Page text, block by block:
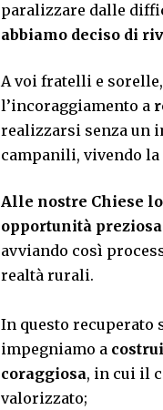
paralizzare dalle
abbiamo deciso di
A voi fratelli e
l’incoraggiamento a
realizzarsi senza un
campanili, vivendo
Alle nostre Chiese
opportunità
avviando così
realtà rurali.
In questo recuperato
impegniamo a
coraggiosa, in cui il
valorizzato;